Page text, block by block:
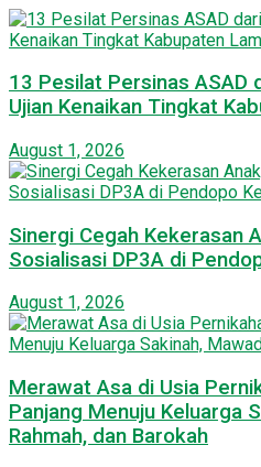
13 Pesilat Persinas ASAD
Ujian Kenaikan Tingkat
August 1, 2026
Sinergi Cegah Kekerasan
Sosialisasi DP3A di
August 1, 2026
Merawat Asa di Usia
Panjang Menuju Keluarga
Rahmah, dan Barokah